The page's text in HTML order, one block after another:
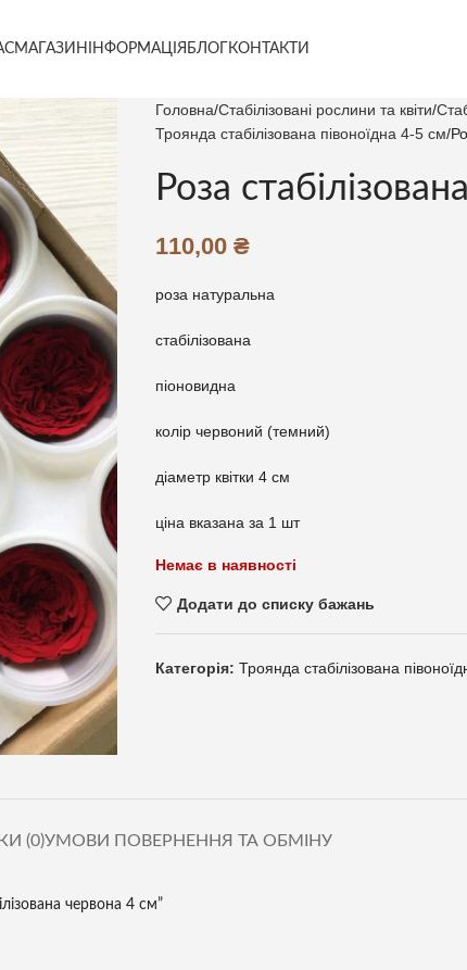
МАГАЗИН ІНФОРМАЦІЯ БЛОГ КОНТАКТИ
Головна Стабілізовані рослини та квіти
Троянда стабілізована півоноїдна 4-5 см
Роза
110,00 ₴
роза натуральна
стабілізована
піоновидна
колір червоний (темний)
діаметр квітки 4 см
ціна вказана за 1 шт
Немає в наявності
Додати до списку бажань
Категорія: Троянда стабілізована
(0)УМОВИ ПОВЕРНЕННЯ ТА ОБМІНУ
червона 4 см”